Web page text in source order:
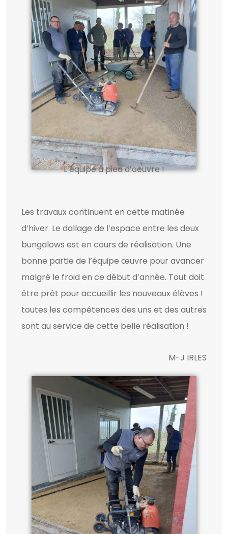
L’équipe à pied d’oeuvre !
Les travaux continuent en cette matinée
d’hiver. Le dallage de l’espace entre les deux
bungalows est en cours de réalisation. Une
bonne partie de l’équipe œuvre pour avancer
malgré le froid en ce début d’année. Tout doit
être prêt pour accueillir les nouveaux élèves !
toutes les compétences des uns et des autres
sont au service de cette belle réalisation !
M-J IRLES